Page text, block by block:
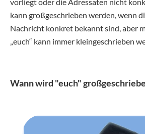
kann großgeschrieben werden, wenn
Nachricht konkret bekannt sind, aber
„euch“ kann immer kleingeschrieben
Wann wird "euch"